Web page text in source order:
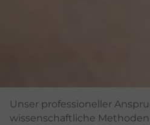
Unser professioneller
wissenschaftliche